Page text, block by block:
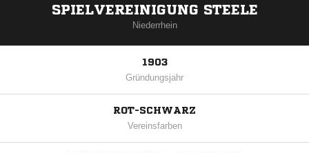
SPIELVEREINIGUNG STEELE
Niederrhein
1903
Gründungsjahr
ROT-SCHWARZ
Vereinsfarben